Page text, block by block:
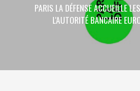
PARIS LA DÉFENSE ACCUEILLE
L'AUTORITÉ BANCAIRE